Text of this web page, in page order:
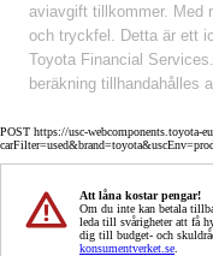
aviavgift tillkommer. Med
och tryckfel. Detta är ett
Toyota Financial
beräkning tillhandahålles
POST https://usc-webcomponents.toyota-
Att låna kostar pengar!
Om du inte kan betala
leda till svårigheter att få
dig till budget- och
konsumentverket.se